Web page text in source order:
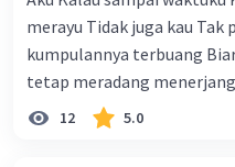
merayu Tidak juga kau Tak
kumpulannya terbuang
tetap meradang menerjang
ketekunan dan kemauan
memperjuangan hak
12 5.0